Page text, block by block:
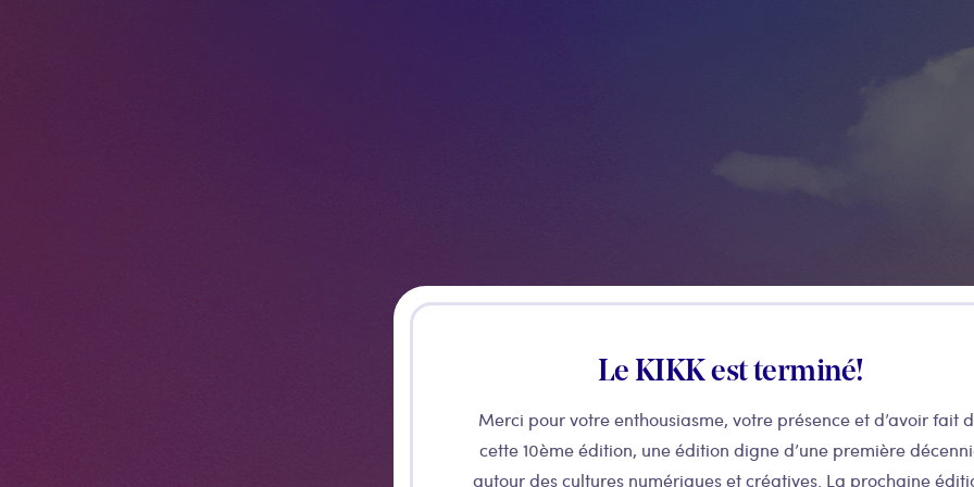
Le KIKK est terminé!
Merci pour votre enthousiasme, votre présence et d’avoir fait
cette 10ème édition, une édition digne d’une première
autour des cultures numériques et créatives. La prochaine